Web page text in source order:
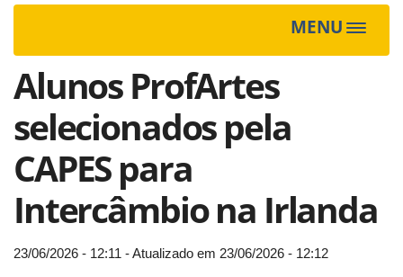
MENU
Toggle
Alunos ProfArtes
selecionados pela
CAPES para
Intercâmbio na Irlanda
23/06/2026 - 12:11 - Atualizado em 23/06/2026 - 12:12